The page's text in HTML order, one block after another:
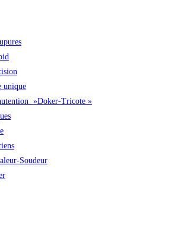
unique
»Doker-Tricote »
Soudeur